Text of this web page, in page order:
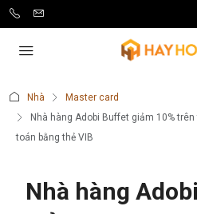
Nhà
Master card
Nhà hàng Adobi Buffet giảm 10%
toán bằng thẻ VIB
Nhà hàng